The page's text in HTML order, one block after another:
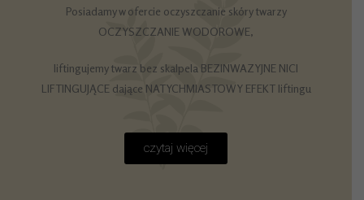
Posiadamy w ofercie oczyszczanie skóry twarzy
OCZYSZCZANIE WODOROWE,
liftingujemy twarz bez skalpela BEZINWAZYJNE NICI
LIFTINGUJĄCE dające NATYCHMIASTOWY EFEKT liftingu
czytaj więcej